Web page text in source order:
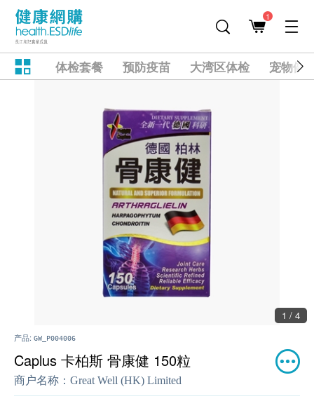
1
体检套餐 预防疫苗 大湾区体检 宠物健
1 / 4
产品: GW_P004006
Caplus 卡柏斯 骨康健 150粒
商户名称： Great Well (HK) Limited